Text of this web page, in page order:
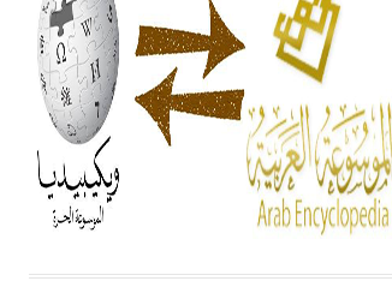
ويعود له الفضل بأنه حرر الطب من
الدين والفلسفة.
- هل تعلم أن المرجان إفراز حيواني
يتكون في البحر ويتركب من مادة
كربونات الكلسيوم، وهو أحمر أو شديد
الحمرة وهو أجود أنواعه، ويمتاز بكبر
الحجم ويسمى الش